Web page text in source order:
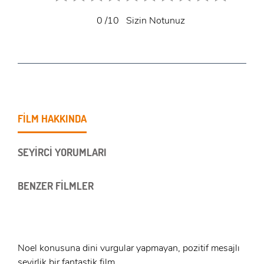
0/10 Sizin Notunuz
FİLM HAKKINDA
SEYİRCİ YORUMLARI
BENZER FİLMLER
Noel konusuna dini vurgular yapmayan, pozitif mesajlı